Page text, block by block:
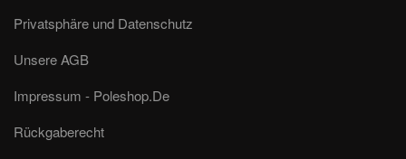
Privatsphäre und Datenschutz
Unsere AGB
Impressum - Poleshop.De
Rückgaberecht